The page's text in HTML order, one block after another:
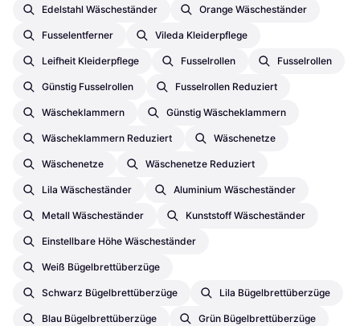
Edelstahl Wäscheständer Orange Wäscheständer
Fusselentferner Vileda Kleiderpflege
Leifheit Kleiderpflege Fusselrollen Fusselrollen
Günstig Fusselrollen Fusselrollen Reduziert
Wäscheklammern Günstig Wäscheklammern
Wäscheklammern Reduziert Wäschenetze
Wäschenetze Wäschenetze Reduziert
Lila Wäscheständer Aluminium Wäscheständer
Metall Wäscheständer Kunststoff Wäscheständer
Einstellbare Höhe Wäscheständer
Weiß Bügelbrettüberzüge
Schwarz Bügelbrettüberzüge Lila Bügelbrettüberzüge
Blau Bügelbrettüberzüge Grün Bügelbrettüberzüge